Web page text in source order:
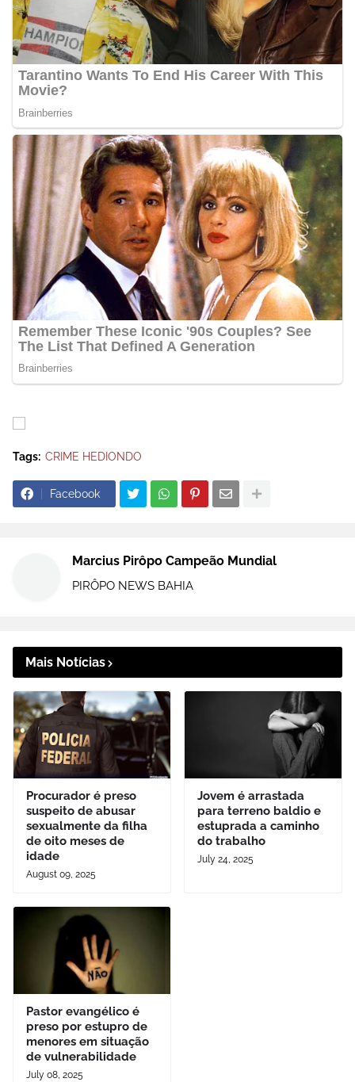
Tags: CRIME HEDIONDO
Facebook
Marcius Pirôpo Campeão Mundial
PIRÔPO NEWS BAHIA
Mais Notícias
Procurador é preso
suspeito de abusar
sexualmente da filha
de oito meses de
idade
August 09, 2025
Jovem é arrastada
para terreno baldio e
estuprada a caminho
do trabalho
July 24, 2025
Pastor evangélico é
preso por estupro de
menores em situação
de vulnerabilidade
July 08, 2025